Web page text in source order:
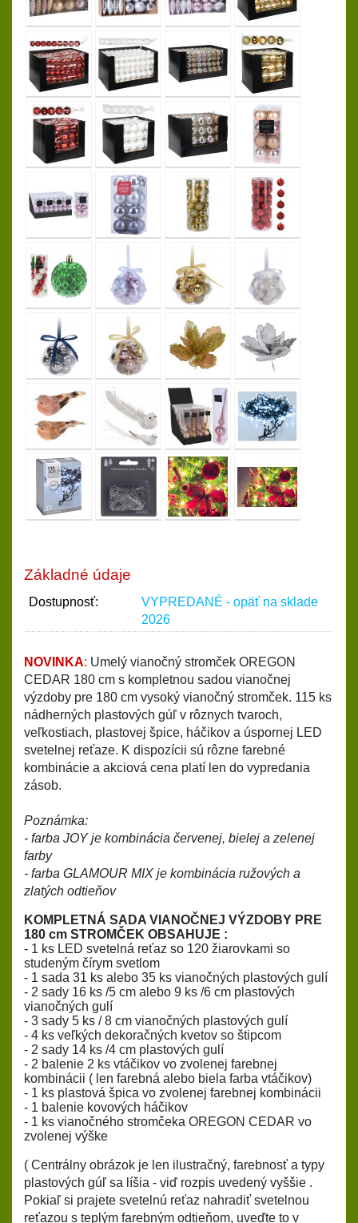
Základné údaje
Dostupnosť:
VYPREDANÉ - opäť na sklade
2026
NOVINKA: Umelý vianočný stromček OREGON
CEDAR 180 cm s kompletnou sadou vianočnej
výzdoby pre 180 cm vysoký vianočný stromček. 115 ks
nádherných plastových gúľ v rôznych tvaroch,
veľkostiach, plastovej špice, háčikov a úspornej LED
svetelnej reťaze. K dispozícii sú rôzne farebné
kombinácie a akciová cena platí len do vypredania
zásob.
Poznámka:
- farba JOY je kombinácia červenej, bielej a zelenej
farby
- farba GLAMOUR MIX je kombinácia ružových a
zlatých odtieňov
KOMPLETNÁ SADA VIANOČNEJ VÝZDOBY PRE
180 cm STROMČEK OBSAHUJE :
- 1 ks LED svetelná reťaz so 120 žiarovkami so
studeným čírym svetlom
- 1 sada 31 ks alebo 35 ks vianočných plastových gulí
- 2 sady 16 ks /5 cm alebo 9 ks /6 cm plastových
vianočných gulí
- 3 sady 5 ks / 8 cm vianočných plastových gulí
- 4 ks veľkých dekoračných kvetov so štipcom
- 2 sady 14 ks /4 cm plastových gulí
- 2 balenie 2 ks vtáčikov vo zvolenej farebnej
kombinácii ( len farebná alebo biela farba vtáčikov)
- 1 ks plastová špica vo zvolenej farebnej kombinácii
- 1 balenie kovových háčikov
- 1 ks vianočného stromčeka OREGON CEDAR vo
zvolenej výške
( Centrálny obrázok je len ilustračný, farebnosť a typy
plastových gúľ sa líšia - viď rozpis uvedený vyššie .
Pokiaľ si prajete svetelnú reťaz nahradiť svetelnou
reťazou s teplým farebným odtieňom, uveďte to v